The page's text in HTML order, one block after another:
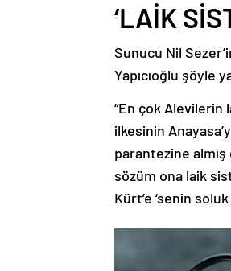
‘LAİK
Sunucu Nil
Yapıcıoğlu şöyle
“En çok Alevilerin
ilkesinin
parantezine almış
sözüm ona laik
Kürt’e ‘senin